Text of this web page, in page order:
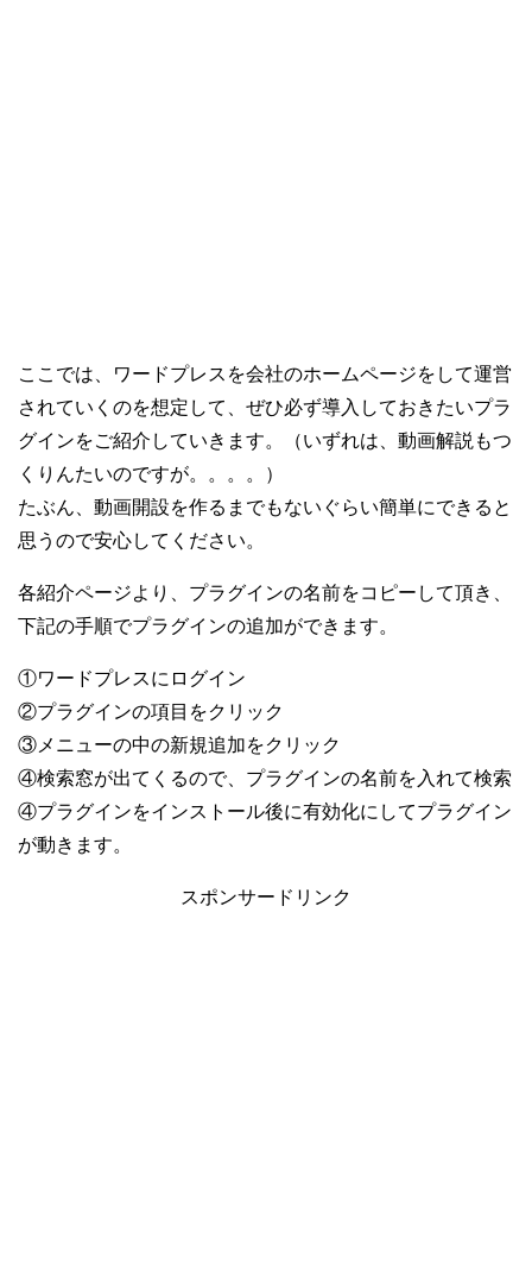
ここでは、ワードプレスを会社のホームページをして運営
されていくのを想定して、ぜひ必ず導入しておきたいプラ
グインをご紹介していきます。（いずれは、動画解説もつ
くりんたいのですが。。。。）
たぶん、動画開設を作るまでもないぐらい簡単にできると
思うので安心してください。
各紹介ページより、プラグインの名前をコピーして頂き、
下記の手順でプラグインの追加ができます。
①ワードプレスにログイン
②プラグインの項目をクリック
③メニューの中の新規追加をクリック
④検索窓が出てくるので、プラグインの名前を入れて検索
④プラグインをインストール後に有効化にしてプラグイン
が動きます。
スポンサードリンク